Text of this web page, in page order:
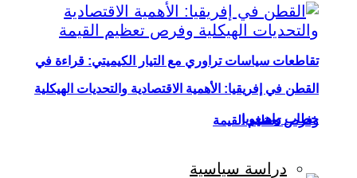
تقاطعات سياسات تراوري مع التيار الكيميتي: قراءة في
خطاب واهيغويا
القطن في إفريقيا: الأهمية الاقتصادية والتحديات الهيكلية
وفرص تعظيم القيمة
دراسة سياسية